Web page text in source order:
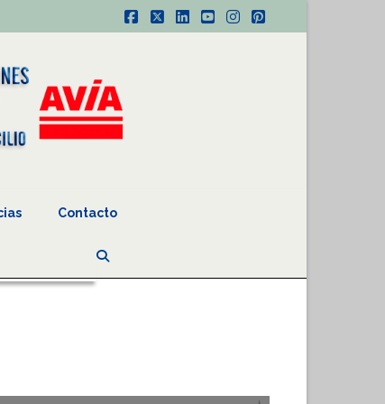
Facebook
X LinkedIn
YouTube
Instagram
Pinterest
Contacto